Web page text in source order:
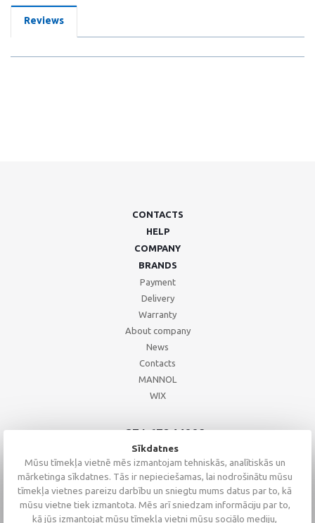
Reviews
CONTACTS
HELP
COMPANY
BRANDS
Payment
Delivery
Warranty
About company
News
Contacts
MANNOL
WIX
+371 67244008
+371 67271055
+371 26002793
Sīkdatnes
Mūsu tīmekļa vietnē mēs izmantojam tehniskās, analītiskās un
mārketinga sīkdatnes. Tās ir nepieciešamas, lai nodrošinātu mūsu
tīmekļa vietnes pareizu darbību un sniegtu mums datus par to, kā
mūsu vietne tiek izmantota. Mēs arī sniedzam informāciju par to,
kā jūs izmantojat mūsu tīmekļa vietni mūsu sociālo mediju,